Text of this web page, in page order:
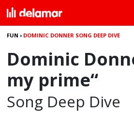
FUN › DOMINIC DONNER SONG DEEP DIVE
Dominic
my prime“
Song Deep Dive